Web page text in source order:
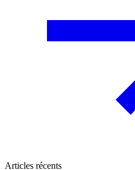
Articles récents